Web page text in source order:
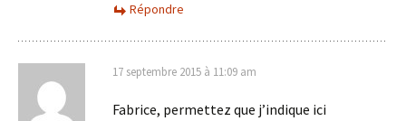
Répondre
17 septembre 2015 à 11:09 am
Fabrice, permettez que j’indique ici